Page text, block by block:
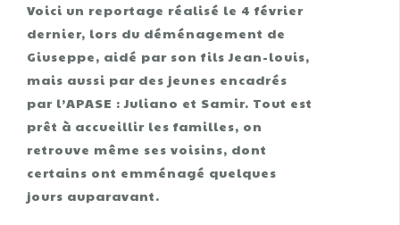
Voici un reportage réalisé le 4 février
dernier, lors du déménagement de
Giuseppe, aidé par son fils Jean-louis,
mais aussi par des jeunes encadrés
par l’APASE : Juliano et Samir. Tout est
prêt à accueillir les familles, on
retrouve même ses voisins, dont
certains ont emménagé quelques
jours auparavant.